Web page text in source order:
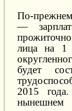
По-
—
лица на 1
будет
2015